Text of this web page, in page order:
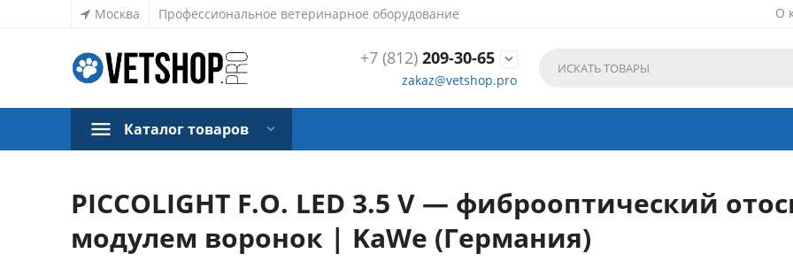
Москва Профессиональное ветеринарное оборудование О
+7 (812)209-30-65 
zakaz@vetshop.pro
Каталог товаров
PICCOLIGHT F.O. LED 3.5 V — фиброоптический
модулем воронок | KaWe (Германия)